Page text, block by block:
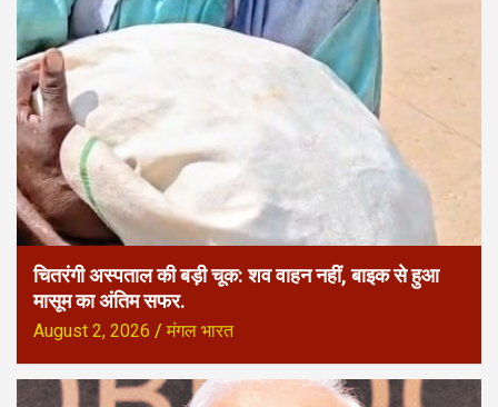
चितरंगी अस्पताल की बड़ी चूक: शव वाहन नहीं, बाइक से हुआ
मासूम का अंतिम सफर.
August 2, 2026 मंगल भारत